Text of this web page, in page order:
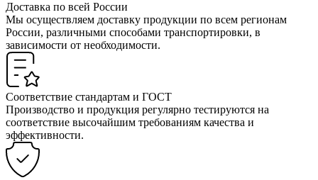
Доставка по всей России
Мы осуществляем доставку продукции по всем регионам
России, различными способами транспортировки, в
зависимости от необходимости.
Соответствие стандартам и ГОСТ
Производство и продукция регулярно тестируются на
соответствие высочайшим требованиям качества и
эффективности.